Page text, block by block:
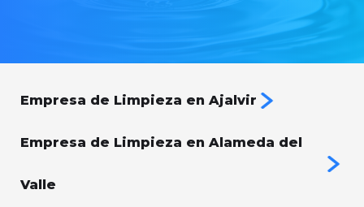
Empresa de Limpieza en Ajalvir
Empresa de Limpieza en Alameda del
Valle